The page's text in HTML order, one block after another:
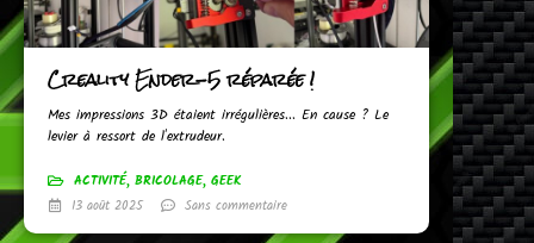
Creality Ender-5 réparée !
Mes impressions 3D étaient irrégulières... En cause ? Le
levier à ressort de l'extrudeur.
ACTIVITÉ, BRICOLAGE, GEEK
13 août 2025
Sans commentaire